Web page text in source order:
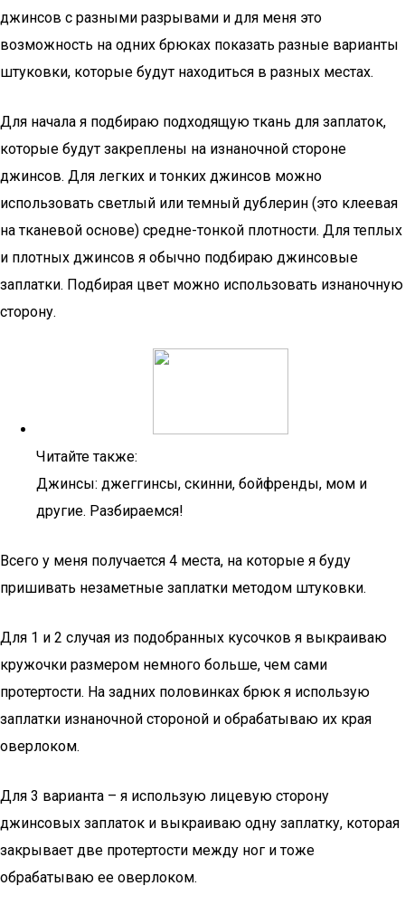
джинсов с разными разрывами и для меня это
возможность на одних брюках показать разные варианты
штуковки, которые будут находиться в разных местах.
Для начала я подбираю подходящую ткань для заплаток,
которые будут закреплены на изнаночной стороне
джинсов. Для легких и тонких джинсов можно
использовать светлый или темный дублерин (это клеевая
на тканевой основе) средне-тонкой плотности. Для теплых
и плотных джинсов я обычно подбираю джинсовые
заплатки. Подбирая цвет можно использовать изнаночную
сторону.
Читайте также:
Джинсы: джеггинсы, скинни, бойфренды, мом и
другие. Разбираемся!
Всего у меня получается 4 места, на которые я буду
пришивать незаметные заплатки методом штуковки.
Для 1 и 2 случая из подобранных кусочков я выкраиваю
кружочки размером немного больше, чем сами
протертости. На задних половинках брюк я использую
заплатки изнаночной стороной и обрабатываю их края
оверлоком.
Для 3 варианта – я использую лицевую сторону
джинсовых заплаток и выкраиваю одну заплатку, которая
закрывает две протертости между ног и тоже
обрабатываю ее оверлоком.